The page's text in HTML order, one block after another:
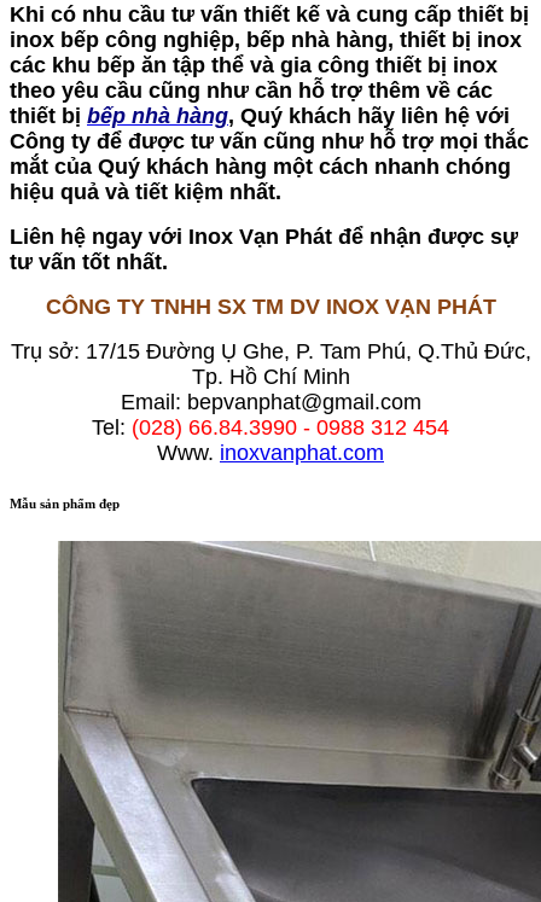
Khi có nhu cầu tư vấn thiết kế và cung cấp thiết bị
inox bếp công nghiệp, bếp nhà hàng, thiết bị inox
các khu bếp ăn tập thể và gia công thiết bị inox
theo yêu cầu cũng như cần hỗ trợ thêm về các
thiết bị bếp nhà hàng, Quý khách hãy liên hệ với
Công ty để được tư vấn cũng như hỗ trợ mọi thắc
mắt của Quý khách hàng một cách nhanh chóng
hiệu quả và tiết kiệm nhất.
Liên hệ ngay với Inox Vạn Phát để nhận được sự
tư vấn tốt nhất.
CÔNG TY TNHH SX TM DV INOX VẠN PHÁT
Trụ sở: 17/15 Đường Ụ Ghe, P. Tam Phú, Q.Thủ Đức,
Tp. Hồ Chí Minh
Email: bepvanphat@gmail.com
Tel: (028) 66.84.3990 - 0988 312 454
Www. inoxvanphat.com
Mẫu sản phẩm đẹp